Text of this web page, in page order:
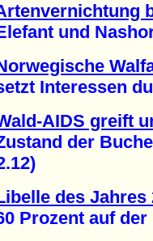
und
Interessen
AIDS greift
der
des Jahres
auf der